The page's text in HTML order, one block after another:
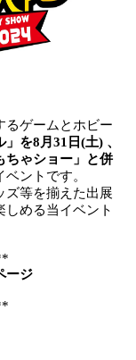
るゲームとホビー
を8月31日(土) 、
ちゃショー」と併
ントです。
ズ等を揃えた出展
める当イベント
ージ